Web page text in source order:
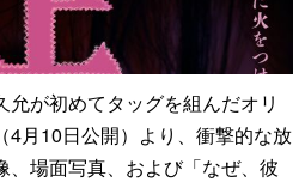
が初めてタッグを組んだオリ
4月10日公開）より、衝撃的な放
、場面写真、および「なぜ、彼